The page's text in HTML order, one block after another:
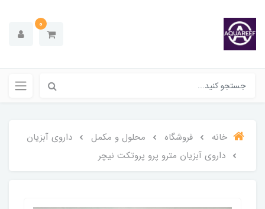
0
خانه فروشگاه محلول و مکمل
داروی آبزیان
داروی آبزیان مترو پرو پروتکت نیچر